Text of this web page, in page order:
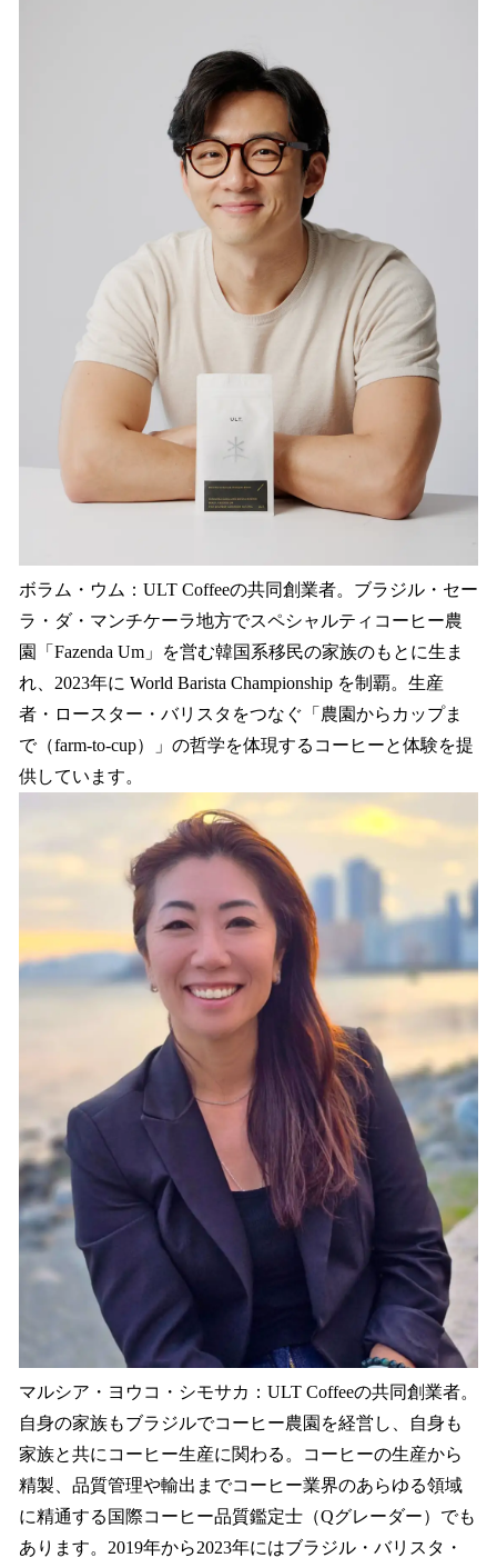
ボラム・ウム：ULT Coffeeの共同創業者。ブラジル・セー
ラ・ダ・マンチケーラ地方でスペシャルティコーヒー農
園「Fazenda Um」を営む韓国系移民の家族のもとに生ま
れ、2023年に World Barista Championship を制覇。生産
者・ロースター・バリスタをつなぐ「農園からカップま
で（farm-to-cup）」の哲学を体現するコーヒーと体験を提
供しています。
マルシア・ヨウコ・シモサカ：ULT Coffeeの共同創業者。
自身の家族もブラジルでコーヒー農園を経営し、自身も
家族と共にコーヒー生産に関わる。コーヒーの生産から
精製、品質管理や輸出までコーヒー業界のあらゆる領域
に精通する国際コーヒー品質鑑定士（Qグレーダー）でも
あります。2019年から2023年にはブラジル・バリスタ・